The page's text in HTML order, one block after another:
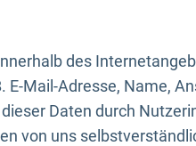
des
E-Mail-Adresse, Name,
Daten durch
von uns